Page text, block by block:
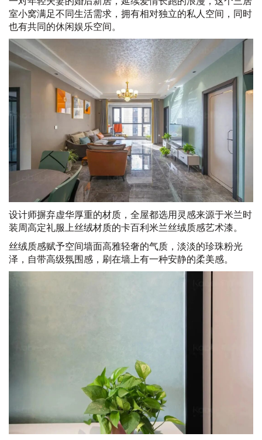
室小窝满足不同生活需求，拥有相对独立的私人空间，同时
也有共同的休闲娱乐空间。
设计师摒弃虚华厚重的材质，全屋都选用灵感来源于米兰时
装周高定礼服上丝绒材质的卡百利米兰丝绒质感艺术漆。
丝绒质感赋予空间墙面高雅轻奢的气质，淡淡的珍珠粉光
泽，自带高级氛围感，刷在墙上有一种安静的柔美感。